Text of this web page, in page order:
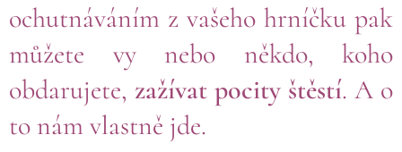
ochutnáváním z vašeho hrníčku pak
můžete vy nebo někdo, koho
obdarujete, zažívat pocity štěstí. A o
to nám vlastně jde.